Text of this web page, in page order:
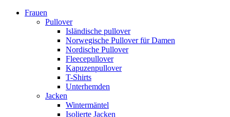
Frauen
Pullover
Isländische pullover
Norwegische Pullover für Damen
Nordische Pullover
Fleecepullover
Kapuzenpullover
T-Shirts
Unterhemden
Jacken
Wintermäntel
Isolierte Jacken